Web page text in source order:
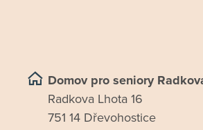
Domov pro seniory
Radkova Lhota 16
751 14 Dřevohostice